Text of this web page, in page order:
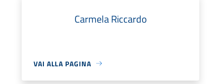
Carmela Riccardo
VAI ALLA PAGINA